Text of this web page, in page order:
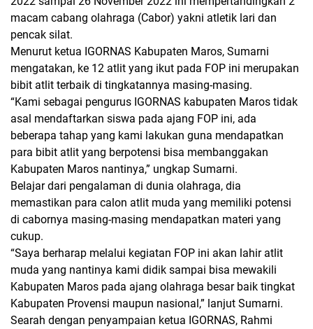
macam cabang olahraga (Cabor) yakni atletik lari dan
pencak silat.
Menurut ketua IGORNAS Kabupaten Maros, Sumarni
mengatakan, ke 12 atlit yang ikut pada FOP ini merupakan
bibit atlit terbaik di tingkatannya masing-masing.
“Kami sebagai pengurus IGORNAS kabupaten Maros tidak
asal mendaftarkan siswa pada ajang FOP ini, ada
beberapa tahap yang kami lakukan guna mendapatkan
para bibit atlit yang berpotensi bisa membanggakan
Kabupaten Maros nantinya,” ungkap Sumarni.
Belajar dari pengalaman di dunia olahraga, dia
memastikan para calon atlit muda yang memiliki potensi
di cabornya masing-masing mendapatkan materi yang
cukup.
“Saya berharap melalui kegiatan FOP ini akan lahir atlit
muda yang nantinya kami didik sampai bisa mewakili
Kabupaten Maros pada ajang olahraga besar baik tingkat
Kabupaten Provensi maupun nasional,” lanjut Sumarni.
Searah dengan penyampaian ketua IGORNAS, Rahmi